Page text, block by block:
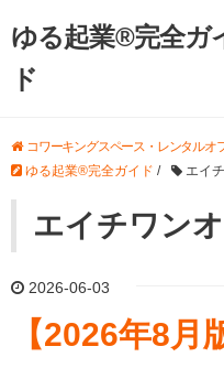
ゆる起業®完全ガ
ド
コワーキングスペース・レンタルオ
ゆる起業®完全ガイド / エイ
エイチワン
2026-06-03
【2026年8月